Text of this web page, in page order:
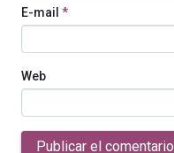
E-mail *
Web
Publicar el comentario